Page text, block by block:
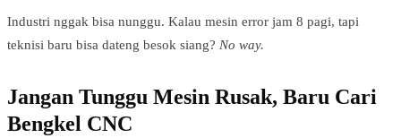
Industri nggak bisa nunggu. Kalau mesin error jam 8 pagi, tapi
teknisi baru bisa dateng besok siang? No way.
Jangan Tunggu Mesin Rusak, Baru Cari
Bengkel CNC